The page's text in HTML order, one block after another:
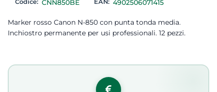
Codice: CNN850BE EAN: 4902506071415
Marker rosso Canon N-850 con punta tonda media.
Inchiostro permanente per usi professionali. 12 pezzi.